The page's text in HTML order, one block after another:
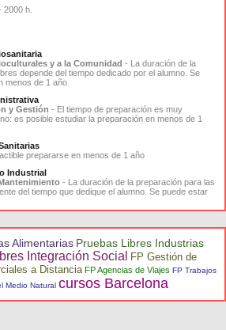
2000 h.
y a la Comunidad - La duración de la
depende del tiempo dedicado por el alumno. Se
menos de 1 año
y Gestión - El tiempo de preparación es muy
es posible estudiar la preparación en menos de 1
prepararse en menos de 1 año
Industrial
- La duración de la preparación para las
del tiempo que dedique el alumno. Se puede estar
Alimentarias Pruebas Libres Industrias
Integración Social
FP Gestión de
a Distancia FP Agencias de Viajes FP Trabajos
Medio Natural cursos Barcelona